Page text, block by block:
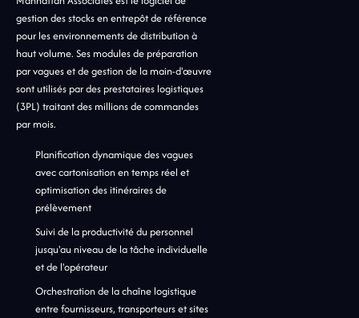
gestion des stocks en entrepôt de référence
pour les environnements de distribution à
haut volume. Ses modules de préparation
par vagues et de gestion de la main-d'œuvre
sont utilisés par des prestataires logistiques
(3PL) traitant des millions de commandes
par mois.
Planification dynamique des vagues
avec cartonisation en temps réel et
optimisation des itinéraires de
prélèvement
Suivi de la productivité du personnel
jusqu'au niveau de la tâche individuelle
et de l'opérateur
Orchestration de la chaîne logistique
entre fournisseurs, transporteurs et sites